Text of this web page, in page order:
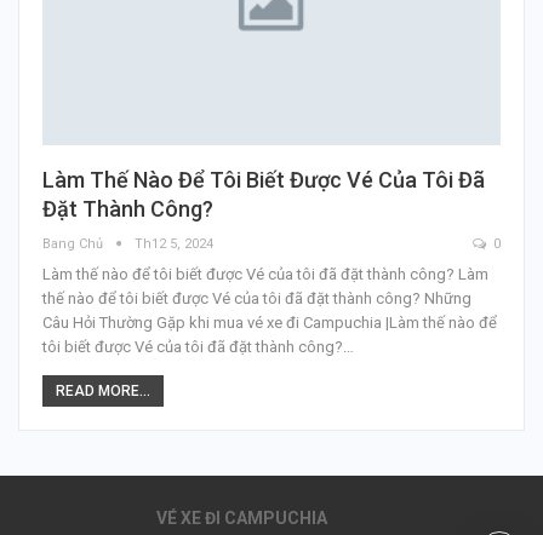
Làm Thế Nào Để Tôi Biết Được Vé Của Tôi Đã
Đặt Thành Công?
Bang Chủ Th12 5, 2024 0
Làm thế nào để tôi biết được Vé của tôi đã đặt thành công? Làm
thế nào để tôi biết được Vé của tôi đã đặt thành công? Những
Câu Hỏi Thường Gặp khi mua vé xe đi Campuchia |Làm thế nào để
tôi biết được Vé của tôi đã đặt thành công?…
READ MORE...
VÉ XE ĐI CAMPUCHIA